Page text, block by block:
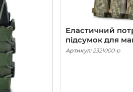
Еластичний
підсумок для
Military Elastic
Артикул:2321000-p